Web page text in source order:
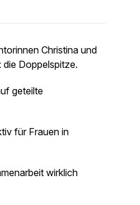
Christina und
die Doppelspitze.
geteilte
für Frauen in
wirklich